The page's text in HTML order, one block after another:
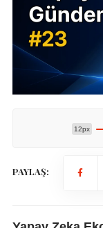
12px
PAYLAŞ: